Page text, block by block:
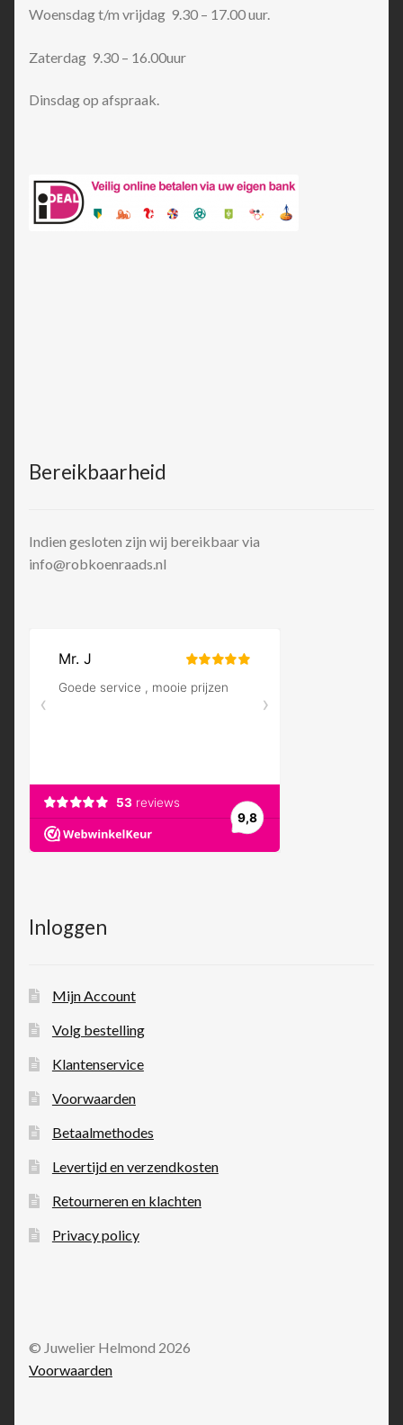
Woensdag t/m vrijdag 9.30 – 17.00 uur.
Zaterdag 9.30 – 16.00uur
Dinsdag op afspraak.
Bereikbaarheid
Indien gesloten zijn wij bereikbaar via
info@robkoenraads.nl
Inloggen
Mijn Account
Volg bestelling
Klantenservice
Voorwaarden
Betaalmethodes
Levertijd en verzendkosten
Retourneren en klachten
Privacy policy
© Juwelier Helmond 2026
Voorwaarden